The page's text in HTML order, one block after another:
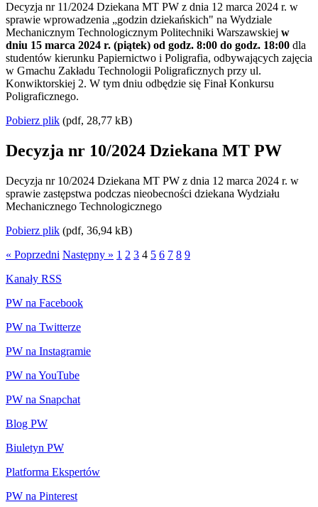
Decyzja nr 11/2024 Dziekana MT PW z dnia 12 marca 2024 r. w
sprawie wprowadzenia „godzin dziekańskich" na Wydziale
Mechanicznym Technologicznym Politechniki Warszawskiej w
dniu 15 marca 2024 r. (piątek) od godz. 8:00 do godz. 18:00 dla
studentów kierunku Papiernictwo i Poligrafia, odbywających zajęcia
w Gmachu Zakładu Technologii Poligraficznych przy ul.
Konwiktorskiej 2. W tym dniu odbędzie się Finał Konkursu
Poligraficznego.
Pobierz plik (pdf, 28,77 kB)
Decyzja nr 10/2024 Dziekana MT PW
Decyzja nr 10/2024 Dziekana MT PW z dnia 12 marca 2024 r. w
sprawie zastępstwa podczas nieobecności dziekana Wydziału
Mechanicznego Technologicznego
Pobierz plik (pdf, 36,94 kB)
« Poprzedni Następny » 1 2 3 4 5 6 7 8 9
Kanały RSS
PW na Facebook
PW na Twitterze
PW na Instagramie
PW na YouTube
PW na Snapchat
Blog PW
Biuletyn PW
Platforma Ekspertów
PW na Pinterest